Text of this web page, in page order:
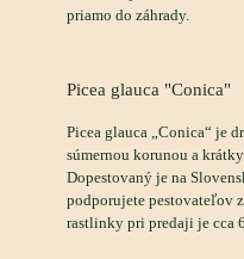
priamo do záhrady.
Picea glauca "Conica"
Picea glauca „Conica“ je
súmernou korunou a
Dopestovaný je na
podporujete pestovateľov
rastlinky pri predaji je cca